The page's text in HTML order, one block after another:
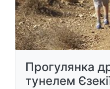
Прогулянка
тунелем